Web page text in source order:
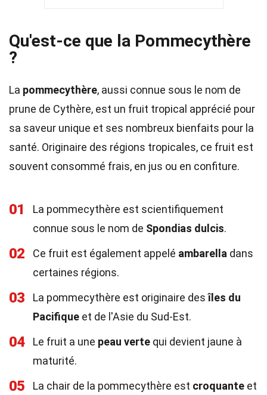
Qu'est-ce que la Pommecythère
?
La pommecythère, aussi connue sous le nom de
prune de Cythère, est un fruit tropical apprécié pour
sa saveur unique et ses nombreux bienfaits pour la
santé. Originaire des régions tropicales, ce fruit est
souvent consommé frais, en jus ou en confiture.
01
La pommecythère est scientifiquement
connue sous le nom de Spondias dulcis.
02 Ce fruit est également appelé ambarella dans
certaines régions.
03 La pommecythère est originaire desîles du
Pacifique et de l'Asie du Sud-Est.
04 Le fruit a une peau verte qui devient jaune à
maturité.
05 La chair de la pommecythère est croquante et